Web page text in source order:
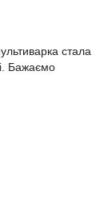
стала
Бажаємо